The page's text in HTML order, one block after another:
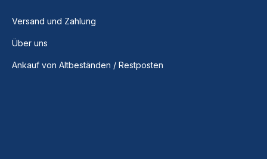
Versand und Zahlung
Über uns
Ankauf von Altbeständen / Restposten